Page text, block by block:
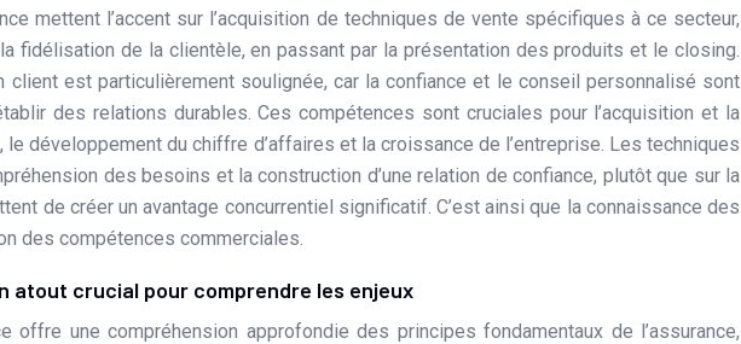
mettent l’accent sur l’acquisition de techniques de vente spécifiques à ce secteur,
fidélisation de la clientèle, en passant par la présentation des produits et le closing.
client est particulièrement soulignée, car la confiance et le conseil personnalisé sont
des relations durables. Ces compétences sont cruciales pour l’acquisition et la
le développement du chiffre d’affaires et la croissance de l’entreprise. Les techniques
des besoins et la construction d’une relation de confiance, plutôt que sur la
de créer un avantage concurrentiel significatif. C’est ainsi que la connaissance des
des compétences commerciales.
atout crucial pour comprendre les enjeux
offre une compréhension approfondie des principes fondamentaux de l’assurance,